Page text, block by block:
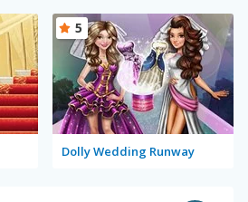
Dolly Wedding Runway
5